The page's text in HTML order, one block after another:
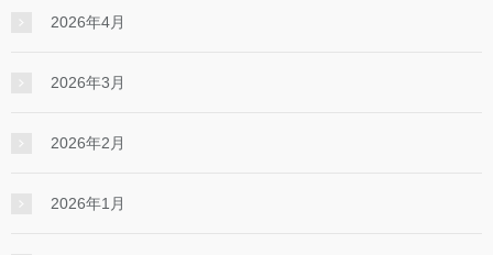
2026年4月
2026年3月
2026年2月
2026年1月